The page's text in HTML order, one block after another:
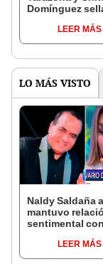
Domínguez
boda por civil
LEER MÁS
LO MÁS VISTO
Naldy Saldaña
mantuvo
sentimental
denunciarlo por
tocamientos:
LEER MÁS